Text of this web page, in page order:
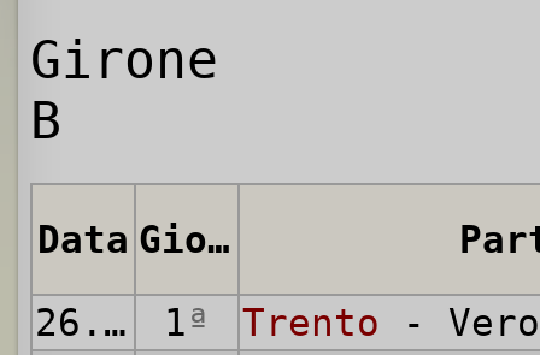
Girone
B
Data Giornata
26.10.1941
1ª Trento -